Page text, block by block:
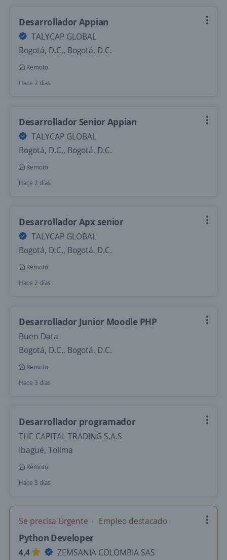
Desarrollador Appian
TALYCAP GLOBAL
Bogotá, D.C., Bogotá, D.C.
Remoto
Hace 2 días
Desarrollador Senior Appian
TALYCAP GLOBAL
Bogotá, D.C., Bogotá, D.C.
Remoto
Hace 2 días
Desarrollador Apx senior
TALYCAP GLOBAL
Bogotá, D.C., Bogotá, D.C.
Remoto
Hace 2 días
Desarrollador Junior Moodle PHP
Buen Data
Bogotá, D.C., Bogotá, D.C.
Remoto
Hace 3 días
Desarrollador programador
THE CAPITAL TRADING S.A.S
Ibagué, Tolima
Remoto
Hace 3 días
Se precisa Urgente Empleo destacado
Python Developer
4,4
ZEMSANIA COLOMBIA SAS